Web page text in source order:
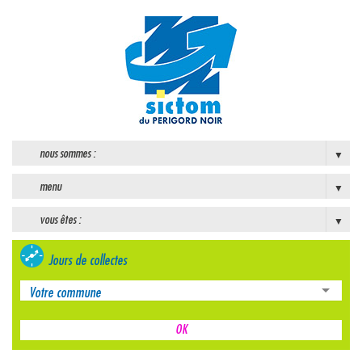
nous sommes :
menu
vous êtes :
Jours de collectes